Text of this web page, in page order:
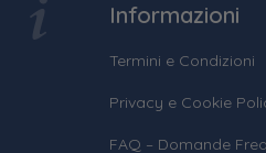
Informazioni
Termini e Condizioni
Privacy e Cookie
FAQ – Domande